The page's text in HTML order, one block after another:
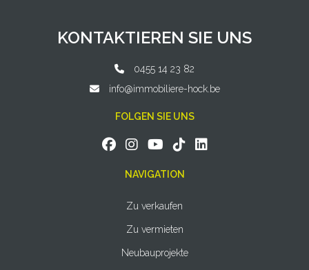
KONTAKTIEREN SIE UNS
0455 14 23 82
info@immobiliere-hock.be
FOLGEN SIE UNS
NAVIGATION
Zu verkaufen
Zu vermieten
Neubauprojekte